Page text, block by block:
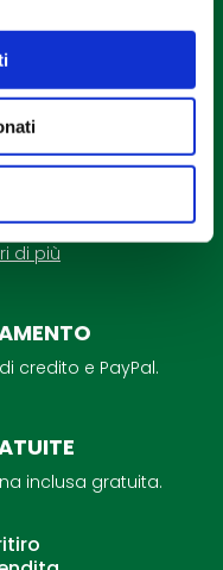
per tutti i regali
di più
credito e PayPal.
inclusa gratuita.